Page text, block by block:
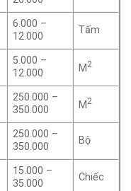
6.000 –
12.000
Tấm
5.000 –
12.000
M 2
250.000 –
350.000
M 2
250.000 –
350.000
Bộ
15.000 –
35.000
Chiếc